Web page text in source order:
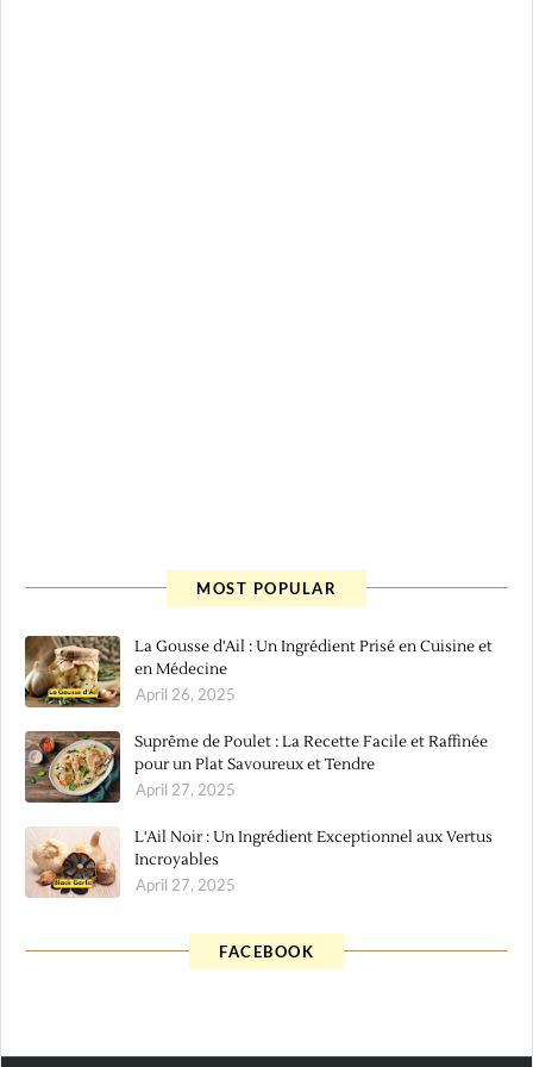
MOST POPULAR
La Gousse d'Ail : Un Ingrédient Prisé en Cuisine et
en Médecine
April 26, 2025
Suprême de Poulet : La Recette Facile et Raffinée
pour un Plat Savoureux et Tendre
April 27, 2025
L'Ail Noir : Un Ingrédient Exceptionnel aux Vertus
Incroyables
April 27, 2025
FACEBOOK